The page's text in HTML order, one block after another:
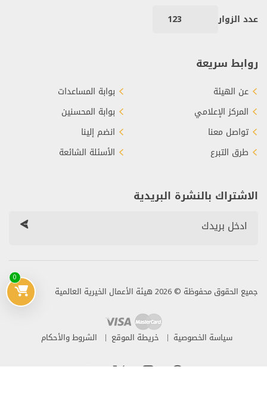
0
عدد الزوار 123
روابط سريعة
عن الهيئة
المركز الإعلامي
تواصل معنا
طرق التبرع
بوابة المساعدات
بوابة المحسنين
انضم إلينا
الأسئلة الشائعة
الاشتراك بالنشرة البريدية
جميع الحقوق محفوظة © 2026 هيئة الأعمال الخيرية العالمية
سياسة الخصوصية خريطة الموقع الشروط والأحكام